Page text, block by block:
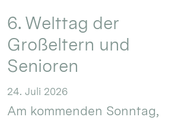
6. Welttag der
Großeltern und
Senioren
24. Juli 2026
Am kommenden Sonntag,